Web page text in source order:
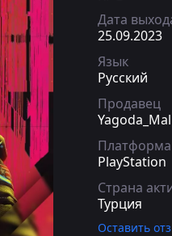
Дата
25.09.2023
Язык
Русский
Продавец
Платформа
PlayStation
Страна
Турция
Оставить